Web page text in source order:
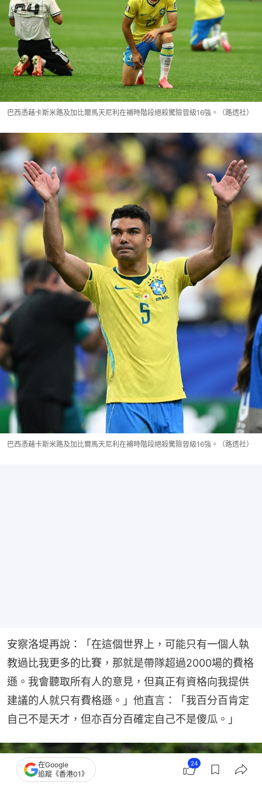
巴西憑藉卡斯米路及加比爾馬天尼利在補時階段絕殺驚險晉級16強。（路透社）
巴西憑藉卡斯米路及加比爾馬天尼利在補時階段絕殺驚險晉級16強。（路透社）
安察洛堤再說：「在這個世界上，可能只有一個人執
教過比我更多的比賽，那就是帶隊超過2000場的費格
遜。我會聽取所有人的意見，但真正有資格向我提供
建議的人就只有費格遜。」他直言：「我百分百肯定
自己不是天才，但亦百分百確定自己不是傻瓜。」
在Google
追蹤《香港01》
24